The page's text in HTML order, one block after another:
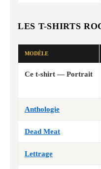
LES T-SHIRTS
MODÈLE
Ce t-shirt — Portrait
Anthologie
Dead Meat
Lettrage